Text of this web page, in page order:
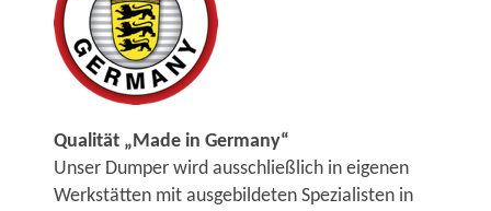
Qualität „Made in Germany“
Unser Dumper wird ausschließlich in eigenen
Werkstätten mit ausgebildeten Spezialisten in